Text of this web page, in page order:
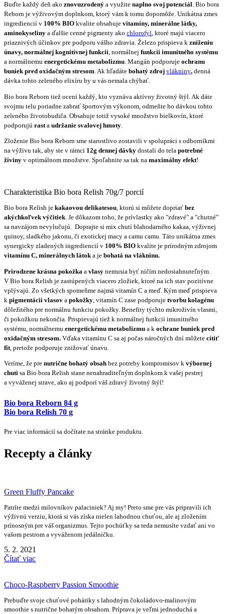
Buďte každý deň ako znovuzrodený a využite naplno svoj potenciál. Bio bora
Reborn je výživovým doplnkom, ktorý vám k tomu dopomôže. Unikátna zmes
ingrediencií v 100% BIO kvalite obsahuje vitamíny, minerálne látky,
aminokyseliny a ďalšie cenné pigmenty ako chlorofyl, ktoré majú viacero
priaznivých účinkov pre podporu vášho zdravia. Železo prispieva k zníženiu
únavy, normálnej kognitívnej funkcii, normálnej funkcii imunitného systému
a normálnemu energetickému metabolizmu. Mangán podporuje ochranu
buniek pred oxidačným stresom. Ak hľadáte bohatý zdroj vlákniny, denná
dávka tohto zeleného elixíru by u vás nemala chýbať.
Bio bora Reborn tiež ocení každý, kto vyznáva aktívny životný štýl. Ak dáte
svojmu telu poriadne zabrať športovým výkonom, odmeňte ho dávkou tohto
zeleného životobudiča. Obsahuje totiž vysoké množstvo bielkovín, ktoré
podporujú rast a udržanie svalovej hmoty
Zloženie Bio bora Reborn sme starostlivo zostavili v spolupráci s odborníkmi
na výživu tak, aby ste v rámci 12g dennej dávky dostali do tela potrebné
živiny v optimálnom množstve. Spoľahnite sa tak na maximálny efekt!
Charakteristika Bio bora Relish 70g/7 porcií
Bio bora Relish je kakaovou delikatesou , ktorú si môžete dopriať bez
akýchkoľvek výčitiek . Je dôkazom toho, že prívlastky ako "zdravé" a "chutné"
sa navzájom nevylučujú. Doprajte si mix chutí blahodarného kakaa, výživnej
quinoy, sladkého jakonu, či exotickej macy a camu camu. Táto unikátna zmes
synergicky zladených ingrediencií v 100% BIO kvalite je prírodným zdrojom
vitamínu C, minerálnych látok a je bohatá na vlákninu.
Prirodzene krásna pokožka a vlasy nemusia byť ničím nedosiahnuteľným.
V Bio bora Relish je zastúpených viacero zložiek, ktoré na ich stav pozitívne
vplývajú. Zo všetkých spomeňme najmä vitamín C a meď. Kým meď prispieva
k pigmentácii vlasov a pokožky , vitamín C zase podporuje tvorbu kolagénu
dôležitého pre normálnu funkciu pokožky. Benefity týchto mikroživín vlasmi,
či pokožkou nekončia. Prispievajú tiež k normálnej funkcii imunitného
systému, normálnemu energetickému metabolizmu a k ochrane buniek pred
oxidačným stresom. Vďaka vitamínu C sa aj počas náročných dní môžete cítiť
fit , pretože podporuje znižovať únavu.
Veríme, že pre nutrične bohatý obsah bez potreby kompromisov k výbornej
chuti sa Bio bora Relish stane nenahraditeľným doplnkom k vašej pestrej
a vyváženej strave, ako aj podporí váš zdravý životný štýl!
Bio bora Reborn 84 g
Bio bora Relish 70 g
Pre viac informácií sa dočítate na stránke produktu.
Recepty a články
Green Fluffy Pancake
Patríte medzi milovníkov palaciniek? Aj my! Preto sme pre vás pripravili ich
výživnú verziu, ktorá si vás získa nielen lahodnou chuťou, ale aj zložením
prínosným pre váš organizmus. Tejto pochúťky sa teda nemusíte vzdať ani vo
vašom pestrom a vyváženom jedálničku.
5. 2. 2021
Čítať viac
Choco-Raspberry Passion Smoothie
Prebuďte svoje chuťové poháriky s lahodným čokoládovo-malinovým
smoothie s nutrične bohatým obsahom. Príprava je veľmi jednoduchá a